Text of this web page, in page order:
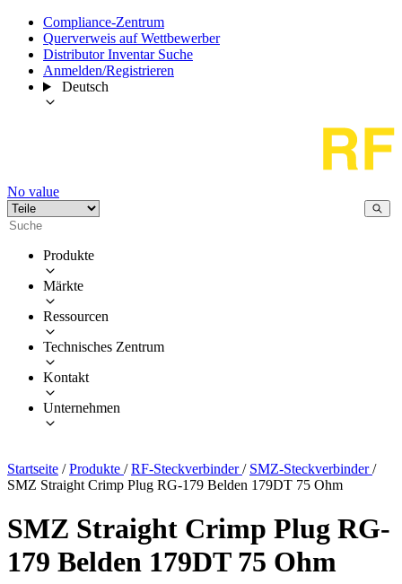
Compliance-Zentrum
Querverweis auf Wettbewerber
Distributor Inventar Suche
Anmelden/Registrieren
Deutsch
No value
Produkte
Märkte
Ressourcen
Technisches Zentrum
Kontakt
Unternehmen
Startseite / Produkte / RF-Steckverbinder/ SMZ-Steckverbinder/
SMZ Straight Crimp Plug RG-179 Belden 179DT 75 Ohm
SMZ Straight Crimp Plug RG-
179 Belden 179DT 75 Ohm